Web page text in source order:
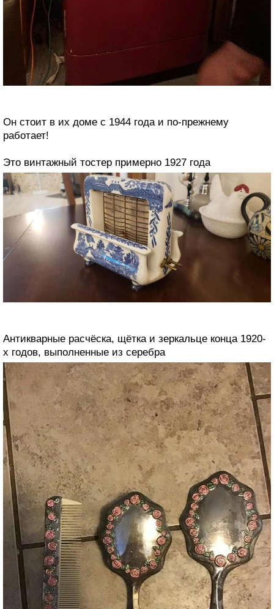
Он стоит в их доме с 1944 года и по-прежнему
работает!
Это винтажный тостер примерно 1927 года
Антикварные расчёска, щётка и зеркальце конца 1920-
х годов, выполненные из серебра